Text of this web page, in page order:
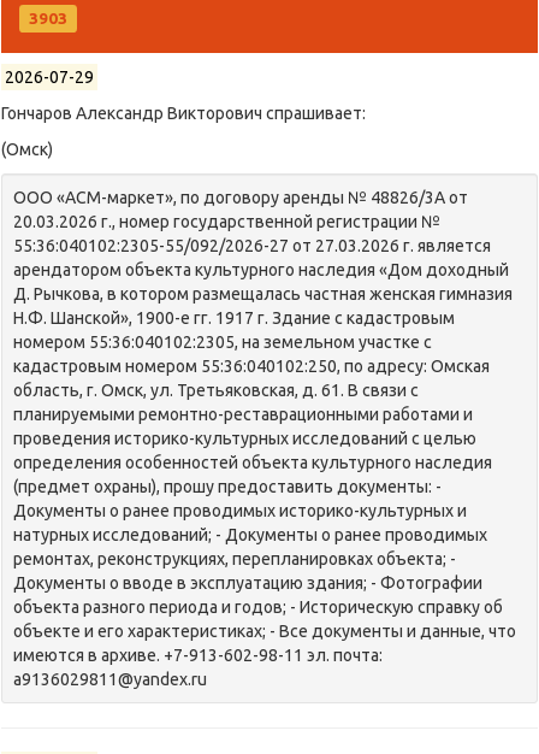
3903
2026-07-29
Гончаров Александр Викторович спрашивает:
(Омск)
ООО «АСМ-маркет», по договору аренды № 48826/3А от
20.03.2026 г., номер государственной регистрации №
55:36:040102:2305-55/092/2026-27 от 27.03.2026 г. является
арендатором объекта культурного наследия «Дом доходный
Д. Рычкова, в котором размещалась частная женская гимназия
Н.Ф. Шанской», 1900-е гг. 1917 г. Здание с кадастровым
номером 55:36:040102:2305, на земельном участке с
кадастровым номером 55:36:040102:250, по адресу: Омская
область, г. Омск, ул. Третьяковская, д. 61. В связи с
планируемыми ремонтно-реставрационными работами и
проведения историко-культурных исследований с целью
определения особенностей объекта культурного наследия
(предмет охраны), прошу предоставить документы: -
Документы о ранее проводимых историко-культурных и
натурных исследований; - Документы о ранее проводимых
ремонтах, реконструкциях, перепланировках объекта; -
Документы о вводе в эксплуатацию здания; - Фотографии
объекта разного периода и годов; - Историческую справку об
объекте и его характеристиках; - Все документы и данные, что
имеются в архиве. +7-913-602-98-11 эл. почта:
a9136029811@yandex.ru